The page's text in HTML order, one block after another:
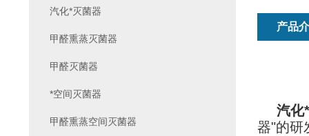
产品
汽化
器"的研
汽化*灭菌器
甲醛熏蒸灭菌器
甲醛灭菌器
*空间灭菌器
甲醛熏蒸空间灭菌器